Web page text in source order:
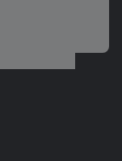
da...